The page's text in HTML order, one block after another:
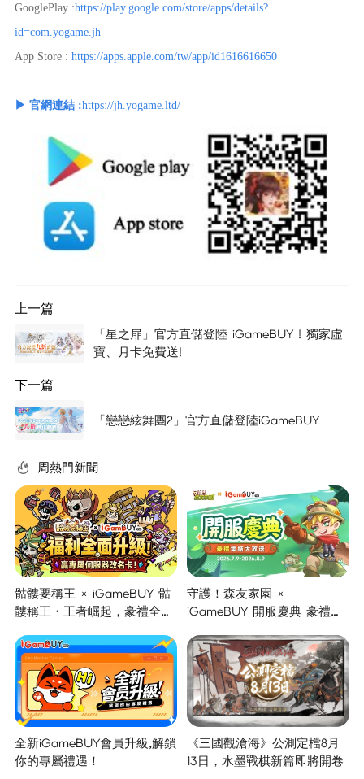
GooglePlay :https://play.google.com/store/apps/details?
id=com.yogame.jh
App Store : https://apps.apple.com/tw/app/id1616616650
▶ 官網連結 :https://jh.yogame.ltd/
上一篇
「星之扉」官方直儲登陸 iGameBUY ! 獨家虛
寶、月卡免費送!
下一篇
「戀戀絃舞團2」官方直儲登陸iGameBUY
周熱門新聞
骷髏要稱王 × iGameBUY 骷
髏稱王・王者崛起，豪禮全面
守護！森友家園 ×
iGameBUY 開服慶典 豪禮集
全新iGameBUY會員升級,解鎖
你的專屬禮遇！
《三國觀滄海》公測定檔8月
13日，水墨戰棋新篇即將開卷